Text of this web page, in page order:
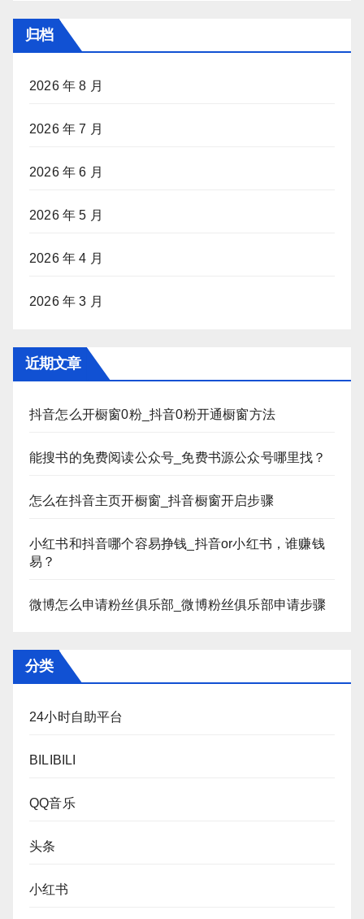
归档
2026 年 8 月
2026 年 7 月
2026 年 6 月
2026 年 5 月
2026 年 4 月
2026 年 3 月
近期文章
抖音怎么开橱窗0粉_抖音0粉开通橱窗方法
能搜书的免费阅读公众号_免费书源公众号哪里找？
怎么在抖音主页开橱窗_抖音橱窗开启步骤
小红书和抖音哪个容易挣钱_抖音or小红书，谁赚钱
易？
微博怎么申请粉丝俱乐部_微博粉丝俱乐部申请步骤
分类
24小时自助平台
BILIBILI
QQ音乐
头条
小红书